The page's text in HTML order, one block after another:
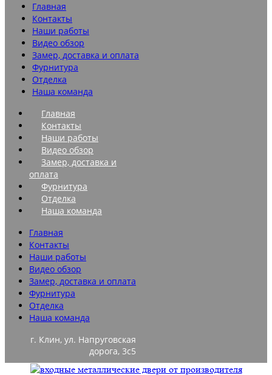
Главная
Контакты
Наши работы
Видео обзор
Замер, доставка и оплата
Фурнитура
Отделка
Наша команда
Главная
Контакты
Наши работы
Видео обзор
Замер, доставка и
оплата
Фурнитура
Отделка
Наша команда
Главная
Контакты
Наши работы
Видео обзор
Замер, доставка и оплата
Фурнитура
Отделка
Наша команда
г. Клин, ул. Напруговская
дорога, 3с5